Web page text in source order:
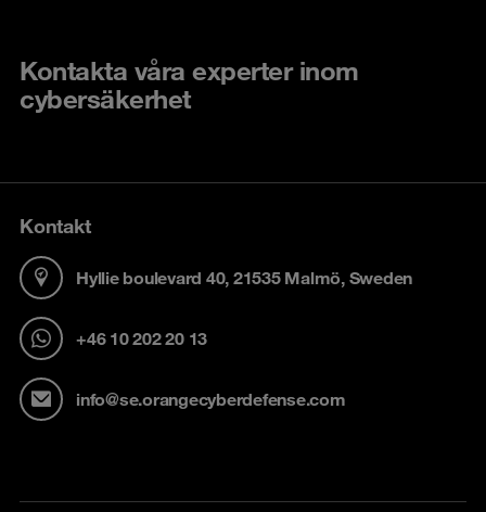
Kontakta våra experter inom
cybersäkerhet
Kontakt
Hyllie boulevard 40, 21535 Malmö, Sweden
+46 10 202 20 13
info@se.orangecyberdefense.com